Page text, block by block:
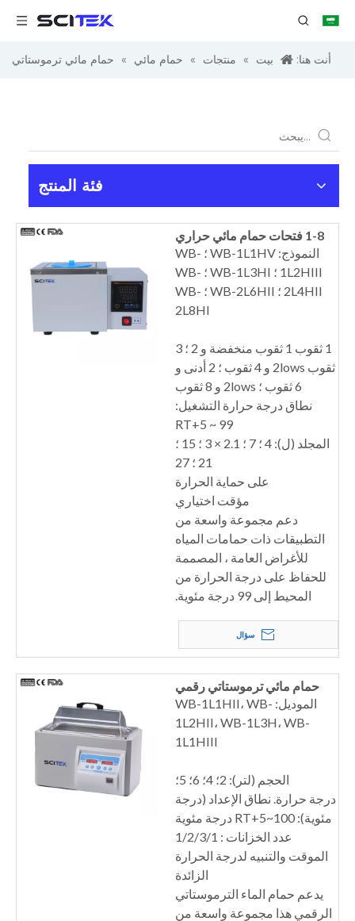
أنت هنا: بيت » منتجات » حمام مائي » حمام مائي ترموستاتي
فئة المنتج
1-8 فتحات حمام مائي حراري
النموذج: WB-1L1HV ؛ WB-
1L2HIII ؛ WB-1L3HI ؛ WB-
2L4HII ؛ WB-2L6HII ؛ WB-
2L8HI
1 ثقوب 1 ثقوب منخفضة و 2 ؛ 3
ثقوب 2lows و 4 ثقوب ؛ 2 أدنى و
6 ثقوب ؛ 2lows و 8 ثقوب
نطاق درجة حرارة التشغيل:
RT+5 ~ 99
المجلد (ل): 4 ؛ 7 ؛ 2.1 × 3 ؛ 15 ؛
21 ؛ 27
على حماية الحرارة
مؤقت اختياري
دعم مجموعة واسعة من
التطبيقات ذات حمامات المياه
للأغراض العامة ، المصممة
للحفاظ على درجة الحرارة من
المحيط إلى 99 درجة مئوية.
سؤال
حمام مائي ترموستاتي رقمي
الموديل: WB-1L1HII، WB-
1L2HII، WB-1L3H، WB-
1L1HIII
الحجم (لتر): 2؛ 4؛ 6؛ 5؛
درجة حرارة. نطاق الإعداد (درجة
مئوية): RT+5~100 درجة مئوية
عدد الخزانات : 1/2/3/1
الموقت والتنبيه لدرجة الحرارة
الزائدة
يدعم حمام الماء الترموستاتي
الرقمي هذا مجموعة واسعة من